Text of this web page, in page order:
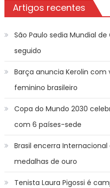
Artigos recentes
São Paulo sedia Mundial
seguido
Barça anuncia Kerolin
feminino brasileiro
Copa do Mundo 2030
com 6 países-sede
Brasil encerra
medalhas de ouro
Tenista Laura Pigossi é